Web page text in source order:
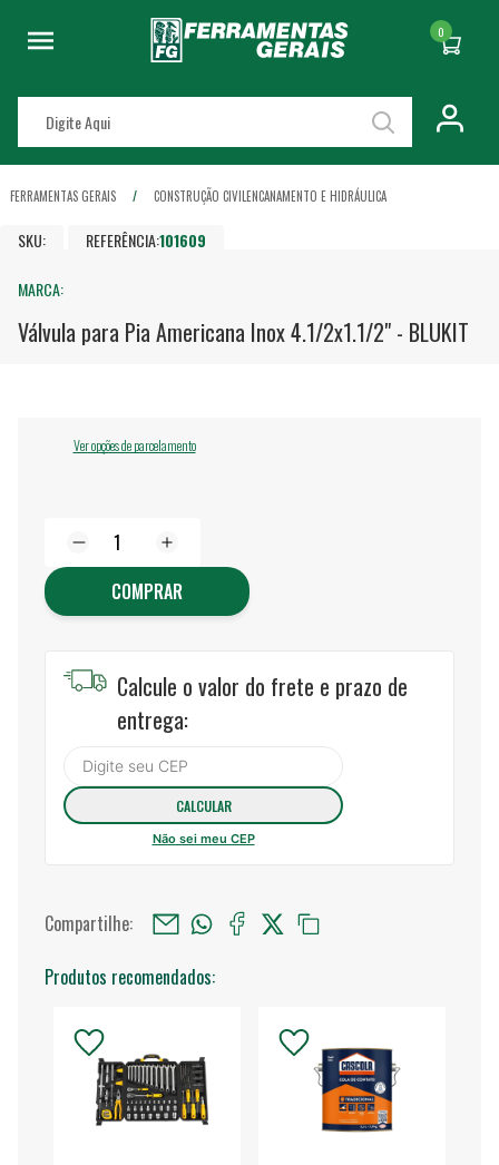
0
FERRAMENTAS GERAIS CONSTRUÇÃO CIVILENCANAMENTO E HIDRÁULICA
SKU: REFERÊNCIA:101609
MARCA:
Válvula para Pia Americana Inox 4.1/2x1.1/2" - BLUKIT
Ver opções de parcelamento
COMPRAR
Calcule o valor do frete e prazo de
entrega:
Não sei meu CEP
Compartilhe:
Produtos recomendados: